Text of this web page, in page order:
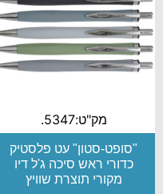
מק"ט:5347.
"סופט-סטון" עט פלסטיק
כדורי ראש סיכה ג'ל דיו
מקורי תוצרת שוויץ